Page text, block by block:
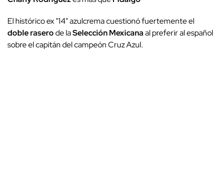
El histórico ex "14" azulcrema cuestionó fuertemente el
doble raserode laSelección Mexicanaal preferir al español
sobre el capitán del campeón Cruz Azul.